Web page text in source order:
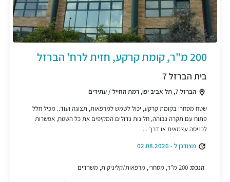
200 מ"ר, קומת קרקע, חזית לרח' הברזל
בית הברזל 7
הברזל 7, תל אביב יפו, רמת החייל / עתידים
שטח מסחרי בקומת קרקע, יכול לשמש למרפאות, תצוגה ועוד.. מכיל חלל
פתוח עם תקרה גבוהה, חלונות גדולים המקיפים את כל השטח, אפשרות
לכניסה עצמאית או דרך ...
מצודכן ל - 02.08.2026
הנכס: